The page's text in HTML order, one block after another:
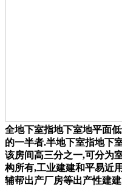
全地下室指地下室地平面
的一半者.半地下室指地下
该房间高三分之一,可分为
构所有,工业建建和平易近
辅帮出产厂房等出产性建